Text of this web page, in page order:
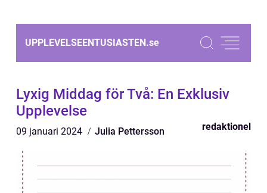
UPPLEVELSEENTUSIASTEN.se
Lyxig Middag för Två: En Exklusiv
Upplevelse
09 januari 2024 Julia Pettersson redaktionel